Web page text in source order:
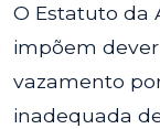
O Estatuto da
impõem
vazamento
inadequada